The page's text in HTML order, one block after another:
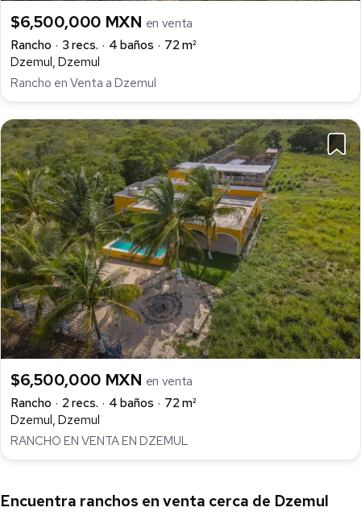
$6,500,000 MXN en venta
Rancho
3 recs. 4 baños
72 m²
Dzemul, Dzemul
Rancho en Venta a Dzemul
$6,500,000 MXN en venta
Rancho
2 recs. 4 baños
72 m²
Dzemul, Dzemul
RANCHO EN VENTA EN DZEMUL
Encuentra ranchos en venta cerca de Dzemul